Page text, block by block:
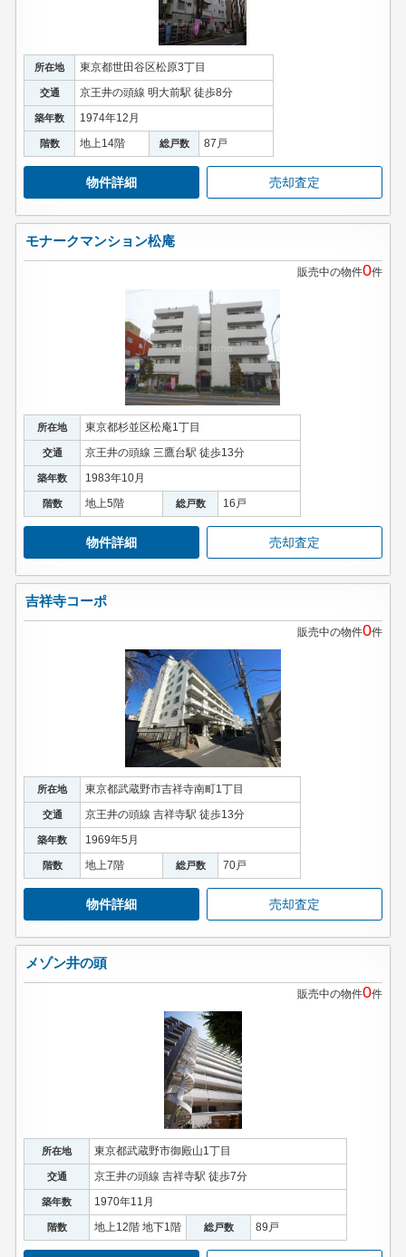
所在地 東京都世田谷区松原3丁目
交通 京王井の頭線 明大前駅 徒歩8分
築年数 1974年12月
階数 地上14階 総戸数 87戸
物件詳細 売却査定
モナークマンション松庵
販売中の物件0件
所在地 東京都杉並区松庵1丁目
交通 京王井の頭線 三鷹台駅 徒歩13分
築年数 1983年10月
階数 地上5階 総戸数 16戸
物件詳細 売却査定
吉祥寺コーポ
販売中の物件0件
所在地 東京都武蔵野市吉祥寺南町1丁目
交通 京王井の頭線 吉祥寺駅 徒歩13分
築年数 1969年5月
階数 地上7階 総戸数 70戸
物件詳細 売却査定
メゾン井の頭
販売中の物件0件
所在地 東京都武蔵野市御殿山1丁目
交通 京王井の頭線 吉祥寺駅 徒歩7分
築年数 1970年11月
階数 地上12階 地下1階 総戸数 89戸